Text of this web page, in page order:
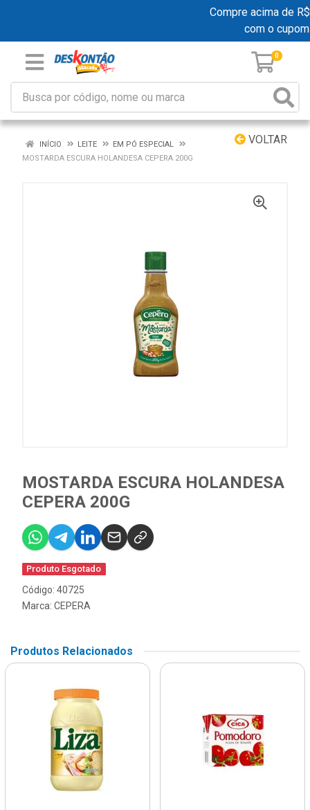
Compre acima de
com o cupom
0
VOLTAR
INÍCIO LEITE
EM PÓ ESPECIAL
MOSTARDA ESCURA HOLANDESA CEPERA 200G
MOSTARDA ESCURA HOLANDESA
CEPERA 200G
Produto Esgotado
Código: 40725
Marca: CEPERA
Produtos Relacionados